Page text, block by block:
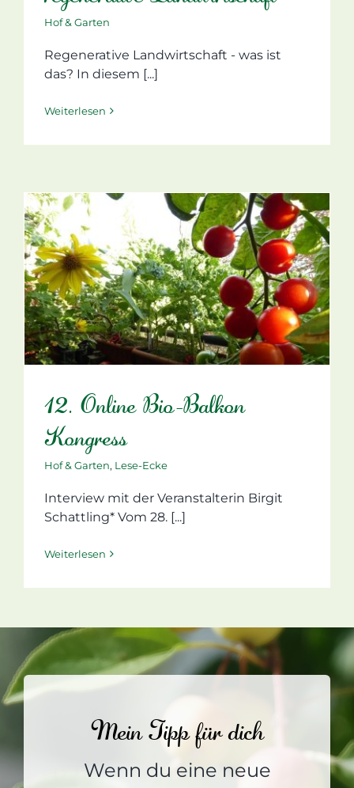
Hof & Garten
Regenerative Landwirtschaft - was ist
das? In diesem [...]
Weiterlesen
12. Online Bio-Balkon
Kongress
Hof & Garten, Lese-Ecke
Interview mit der Veranstalterin Birgit
Schattling* Vom 28. [...]
Weiterlesen
Mein Tipp für dich
Wenn du eine neue